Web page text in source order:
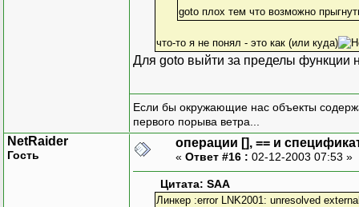
goto плох тем что возможно
что-то я не понял - это как (или куда)
Для goto выйти за пределы функции
Если бы окружающие нас объекты
первого порыва ветра...
NetRaider
Гость
операции [], == и
« Ответ #16 : 02-12-2003 07:53 »
Цитата: SAA
Линкер :error LNK2001: unresolved